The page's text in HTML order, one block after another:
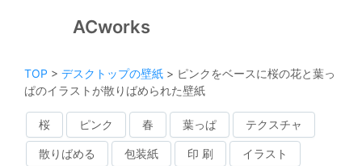
ACworks
TOP > デスクトップの壁紙 > ピンクをベースに桜の花と葉っ
ぱのイラストが散りばめられた壁紙
桜 ピンク 春 葉っぱ テクスチャ
散りばめる 包装紙 印 刷 イラスト